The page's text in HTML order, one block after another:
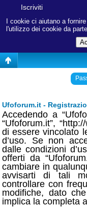
I cookie ci aiutano a
l'utilizzo dei cookie da
Iscriviti
Ufoforum.it -
Accedendo a
“Ufoforum.it”,
di essere vincolato
d’uso. Se non
dalle condizioni
offerti da
cambiare in
avvisarti di tali
controllare con
modifiche, dato
implica la completa